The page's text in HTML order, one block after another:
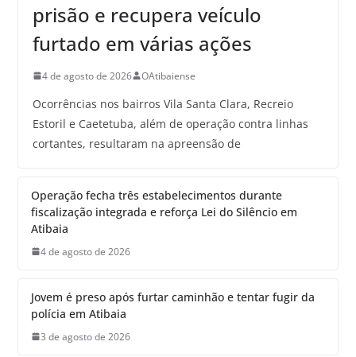
prisão e recupera veículo
furtado em várias ações
4 de agosto de 2026 OAtibaiense
Ocorrências nos bairros Vila Santa Clara, Recreio
Estoril e Caetetuba, além de operação contra linhas
cortantes, resultaram na apreensão de
Operação fecha três estabelecimentos durante
fiscalização integrada e reforça Lei do Silêncio em
Atibaia
4 de agosto de 2026
Jovem é preso após furtar caminhão e tentar fugir da
polícia em Atibaia
3 de agosto de 2026